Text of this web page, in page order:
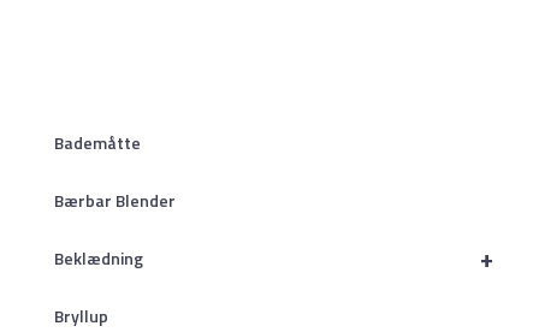
Bademåtte
Bærbar Blender
+
Beklædning
Bryllup